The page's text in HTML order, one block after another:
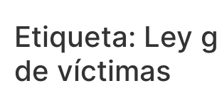
Etiqueta: Ley
de víctimas